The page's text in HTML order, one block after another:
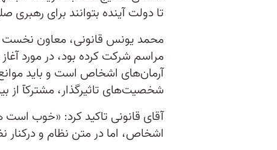
تا دولت آینده بتوانند برای
محمد یونس قانونی، معاون نخست
مراسم شرکت کرده بود، در مورد
آرمان‌های اشخاص است و باید
شخصیت‌های تاثیر‌گذار، مشترکآ از
آقای قانونی تاکید کرد: «خوب است
اشخاص، اما در متن نظام و درکنار